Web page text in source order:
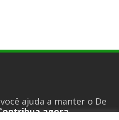
ajuda a manter o De
agora